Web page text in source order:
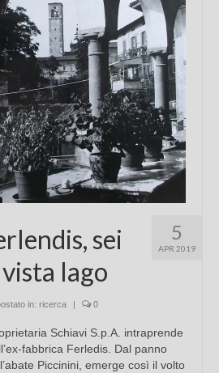
5
APR 2019
sei
lago
in: ricerca | 0
Schiavi S.p.A. intraprende
fabbrica Ferledis. Dal panno
Piccinini, emerge così il volto